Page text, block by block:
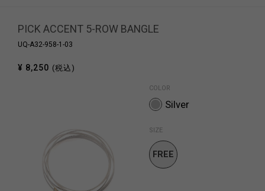
PICK ACCENT 5-ROW BANGLE
UQ-A32-958-1-03
¥ 8,250 (税込)
COLOR
Silver
SIZE
FREE